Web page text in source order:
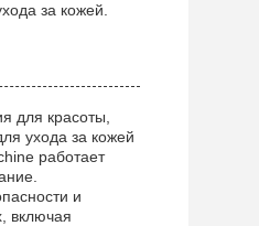
за кожей.
для красоты,
ухода за кожей
работает
и
включая